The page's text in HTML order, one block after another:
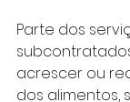
Parte dos
acrescer ou
dos alimentos,